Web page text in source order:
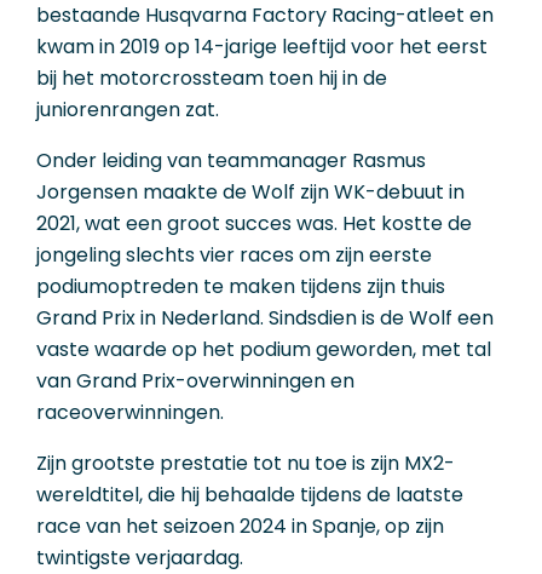
bestaande Husqvarna Factory Racing-atleet en
kwam in 2019 op 14-jarige leeftijd voor het eerst
bij het motorcrossteam toen hij in de
juniorenrangen zat.
Onder leiding van teammanager Rasmus
Jorgensen maakte de Wolf zijn WK-debuut in
2021, wat een groot succes was. Het kostte de
jongeling slechts vier races om zijn eerste
podiumoptreden te maken tijdens zijn thuis
Grand Prix in Nederland. Sindsdien is de Wolf een
vaste waarde op het podium geworden, met tal
van Grand Prix-overwinningen en
raceoverwinningen.
Zijn grootste prestatie tot nu toe is zijn MX2-
wereldtitel, die hij behaalde tijdens de laatste
race van het seizoen 2024 in Spanje, op zijn
twintigste verjaardag.